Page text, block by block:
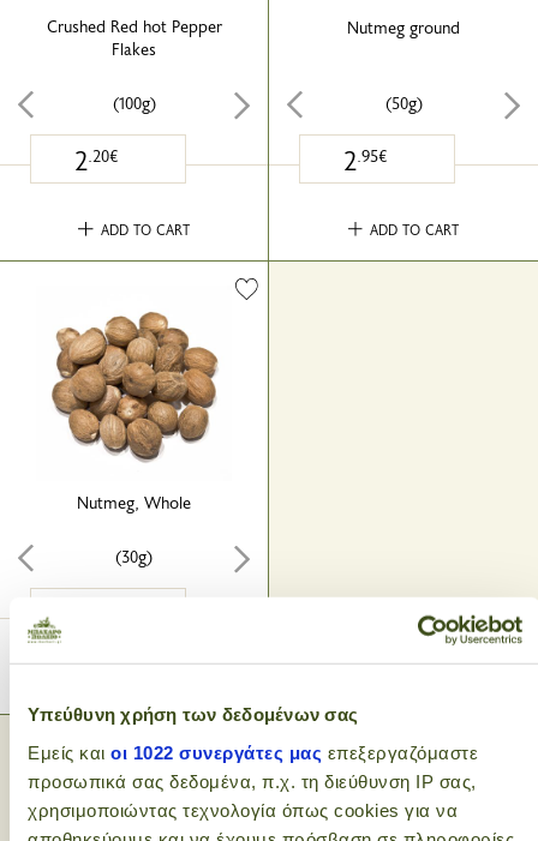
Υπεύθυνη χρήση των δεδομένων σας
Εμείς και οι 1022 συνεργάτες μας επεξεργαζόμαστε
προσωπικά σας δεδομένα, π.χ. τη διεύθυνση IP σας,
χρησιμοποιώντας τεχνολογία όπως cookies για να
Crushed Red hot Pepper
Flakes
(100g)
2.20€
ADD TO CART
Nutmeg ground
(50g)
2.95€
ADD TO CART
Nutmeg, Whole
(30g)
« ‹ 1 › »